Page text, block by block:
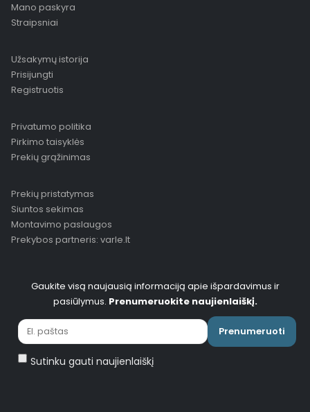
Mano paskyra
Straipsniai
Užsakymų istorija
Prisijungti
Registruotis
Privatumo politika
Pirkimo taisyklės
Prekių grąžinimas
Prekių pristatymas
Siuntos sekimas
Montavimo paslaugos
Prekybos partneris: varle.lt
Gaukite visą naujausią informaciją apie išpardavimus ir
pasiūlymus. Prenumeruokite naujienlaiškį.
Prenumeruoti
Sutinku gauti naujienlaiškį